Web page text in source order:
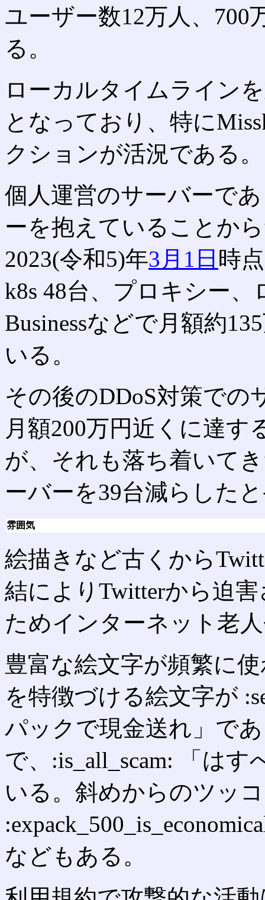
ユーザー数12万人、700
る。
ローカルタイムライン
となっており、特に
クションが活況である。
個人運営のサーバーで
ーを抱えていることか
2023(令和5)年3月1日 時
k8s 48台、プロキシー
Businessなどで月額約
いる。
その後のDDoS対策での
月額200万円近くに達
が、それも落ち着いて
ーバーを39台減らした
雰囲気
絵描きなど古くから
結によりTwitterから迫
ためインターネット老
豊富な絵文字が頻繁に
を特徴づける絵文字が
パックで現金送れ」で
で、:is_all_scam: 「は
いる。斜めからのツッ
などもある。